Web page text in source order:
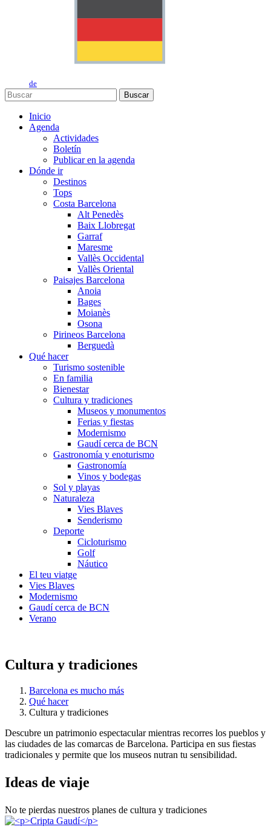
de
Buscar
Inicio
Agenda
Actividades
Boletín
Publicar en la agenda
Dónde ir
Destinos
Tops
Costa Barcelona
Alt Penedès
Baix Llobregat
Garraf
Maresme
Vallès Occidental
Vallès Oriental
Paisajes Barcelona
Anoia
Bages
Moianès
Osona
Pirineos Barcelona
Berguedà
Qué hacer
Turismo sostenible
En familia
Bienestar
Cultura y tradiciones
Museos y monumentos
Ferias y fiestas
Modernismo
Gaudí cerca de BCN
Gastronomía y enoturismo
Gastronomía
Vinos y bodegas
Sol y playas
Naturaleza
Vies Blaves
Senderismo
Deporte
Cicloturismo
Golf
Náutico
El teu viatge
Vies Blaves
Modernismo
Gaudí cerca de BCN
Verano
Cultura y tradiciones
Barcelona es mucho más
Qué hacer
Cultura y tradiciones
Descubre un patrimonio espectacular mientras recorres los pueblos y
las ciudades de las comarcas de Barcelona. Participa en sus fiestas
tradicionales y permite que los museos nutran tu sensibilidad.
Ideas de viaje
No te pierdas nuestros planes de cultura y tradiciones